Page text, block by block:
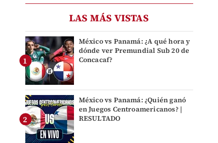
LAS MÁS VISTAS
México vs Panamá: ¿A qué hora y
dónde ver Premundial Sub 20 de
Concacaf?
México vs Panamá: ¿Quién ganó
en Juegos Centroamericanos? |
RESULTADO